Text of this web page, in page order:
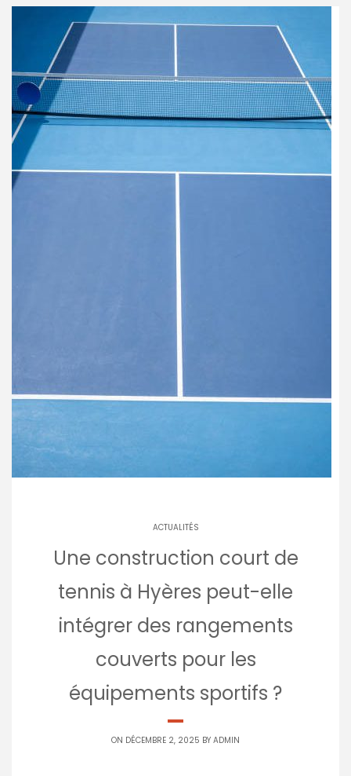
ACTUALITÉS
Une construction court de
tennis à Hyères peut-elle
intégrer des rangements
couverts pour les
équipements sportifs ?
ON DÉCEMBRE 2, 2025 BY ADMIN